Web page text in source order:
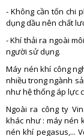
- Không cần tốn chi
dụng dầu nên chất
- Khí thải ra ngoài
người sử dụng.
Máy nén khí công
nhiều trong ngành
như hệ thống áp lực
Ngoài ra công ty
khác như : máy nén
nén khí pegasus,...